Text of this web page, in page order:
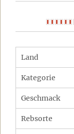
Land
Kategorie
Geschmack
Rebsorte